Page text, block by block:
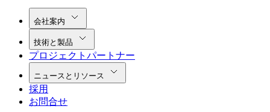
会社案内
技術と製品
プロジェクトパートナー
ニュースとリソース
採用
お問合せ